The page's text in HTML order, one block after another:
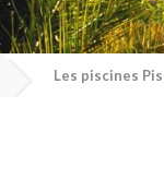
Les piscines